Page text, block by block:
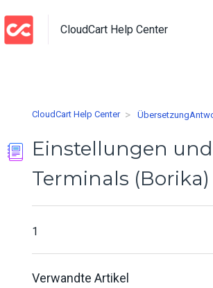
CloudCart Help Center
CloudCart Help Center
Einstellungen
Terminals (Borika)
1
Verwandte Artikel